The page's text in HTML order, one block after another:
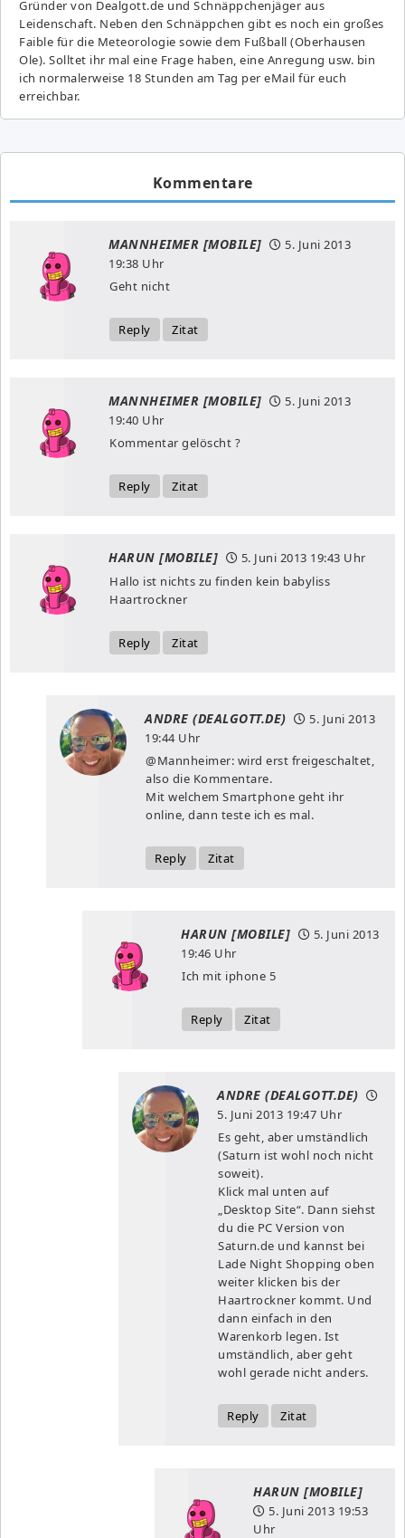
Gründer von Dealgott.de und Schnäppchenjäger aus
Leidenschaft. Neben den Schnäppchen gibt es noch ein großes
Fai­ble für die Meteorologie sowie dem Fußball (Oberhausen
Ole). Solltet ihr mal eine Frage haben, eine Anregung usw. bin
ich normalerweise 18 Stunden am Tag per eMail für euch
erreichbar.
Kommentare
MANNHEIMER [MOBILE]
5. Juni 2013
19:38 Uhr
Geht nicht
Reply Zitat
MANNHEIMER [MOBILE]
5. Juni 2013
19:40 Uhr
Kommentar gelöscht ?
Reply Zitat
HARUN [MOBILE] 5. Juni 2013 19:43 Uhr
Hallo ist nichts zu finden kein babyliss
Haartrockner
Reply Zitat
ANDRE (DEALGOTT.DE)
5. Juni 2013
19:44 Uhr
@Mannheimer: wird erst freigeschaltet,
also die Kommentare.
Mit welchem Smartphone geht ihr
online, dann teste ich es mal.
Reply Zitat
HARUN [MOBILE]
5. Juni 2013
19:46 Uhr
Ich mit iphone 5
Reply Zitat
ANDRE (DEALGOTT.DE)
5. Juni 2013 19:47 Uhr
Es geht, aber umständlich
(Saturn ist wohl noch nicht
soweit).
Klick mal unten auf
„Desktop Site“. Dann siehst
du die PC Version von
Saturn.de und kannst bei
Lade Night Shopping oben
weiter klicken bis der
Haartrockner kommt. Und
dann einfach in den
Warenkorb legen. Ist
umständlich, aber geht
wohl gerade nicht anders.
Reply Zitat
HARUN [MOBILE]
5. Juni 2013 19:53
Uhr